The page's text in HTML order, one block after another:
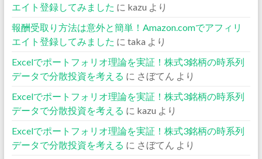
エイト登録してみました に kazu より
報酬受取り方法は意外と簡単！Amazon.comでアフィリ
エイト登録してみました に taka より
Excelでポートフォリオ理論を実証！株式3銘柄の時系列
データで分散投資を考える に さぼてん より
Excelでポートフォリオ理論を実証！株式3銘柄の時系列
データで分散投資を考える に kazu より
Excelでポートフォリオ理論を実証！株式3銘柄の時系列
データで分散投資を考える に さぼてん より